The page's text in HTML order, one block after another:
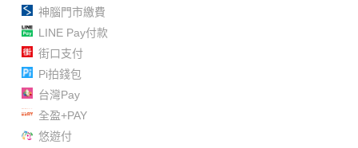
神腦門市繳費
LINE Pay付款
街口支付
Pi拍錢包
台灣Pay
全盈+PAY
悠遊付